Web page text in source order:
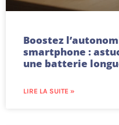
Boostez
smartphone :
une batterie
LIRE LA SUITE »